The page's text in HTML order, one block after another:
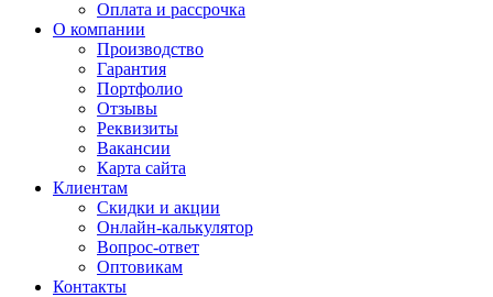
Оплата и рассрочка
О компании
Производство
Гарантия
Портфолио
Отзывы
Реквизиты
Вакансии
Карта сайта
Клиентам
Скидки и акции
Онлайн-калькулятор
Вопрос-ответ
Оптовикам
Контакты